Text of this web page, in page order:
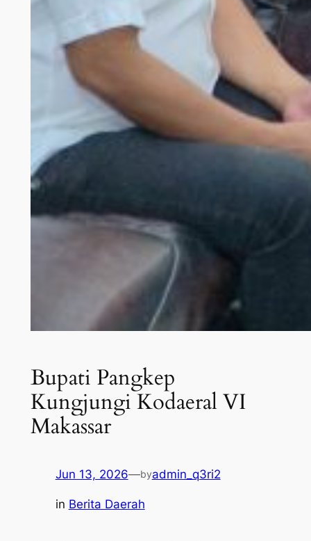
Bupati Pangkep
Kungjungi Kodaeral VI
Makassar
Jun 13, 2026—byadmin_q3ri2
in Berita Daerah